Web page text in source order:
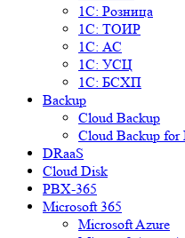
1С: Розница
1С: ТОИР
1С: АС
1С: УСЦ
1С: БСХП
Backup
Cloud Backup
Cloud Backup for
DRaaS
Cloud Disk
PBX-365
Microsoft 365
Microsoft Azure